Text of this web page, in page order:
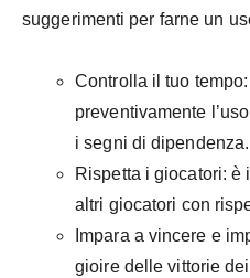
suggerimenti per farne un
Controlla il tuo
preventivamente
i segni di dipendenza.
Rispetta i giocatori: è
altri giocatori con
Impara a vincere e
gioire delle vittorie